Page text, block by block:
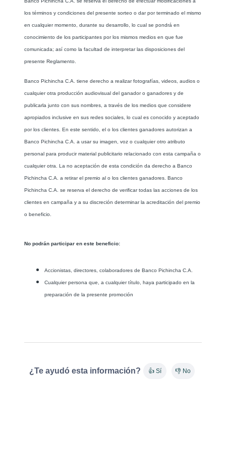
los términos y condiciones del presente sorteo o dar por terminado el mismo
en cualquier momento, durante su desarrollo, lo cual se pondrá en
conocimiento de los participantes por los mismos medios en que fue
comunicada; así como la facultad de interpretar las disposiciones del
presente Reglamento.
Banco Pichincha C.A. tiene derecho a realizar fotografías, videos, audios o
cualquier otra producción audiovisual del ganador o ganadores y de
publicarla junto con sus nombres, a través de los medios que considere
apropiados inclusive en sus redes sociales, lo cual es conocido y aceptado
por los clientes. En este sentido, el o los clientes ganadores autorizan a
Banco Pichincha C.A. a usar su imagen, voz o cualquier otro atributo
personal para producir material publicitario relacionado con esta campaña o
cualquier otra. La no aceptación de esta condición da derecho a Banco
Pichincha C.A. a retirar el premio al o los clientes ganadores. Banco
Pichincha C.A. se reserva el derecho de verificar todas las acciones de los
clientes en campaña y a su discreción determinar la acreditación del premio
o beneficio.
No podrán participar en este beneficio:
Accionistas, directores, colaboradores de Banco Pichincha C.A.
Cualquier persona que, a cualquier título, haya participado en la
preparación de la presente promoción
¿Te ayudó esta información? 👍 Sí 👎 No